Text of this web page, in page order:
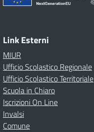
Link Esterni
MIUR
Ufficio Scolastico Regionale
Ufficio Scolastico Territoriale
Scuola in Chiaro
Iscrizioni On Line
Invalsi
Comune